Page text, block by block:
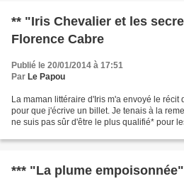
** "Iris Chevalier et les
Florence Cabre
Publié le 20/01/2014 à 17:51
Par Le Papou
La maman littéraire d'Iris m'a envoyé le récit
pour que j'écrive un billet. Je tenais à la
ne suis pas sûr d'être le plus qualifié* pour
*** "La plume